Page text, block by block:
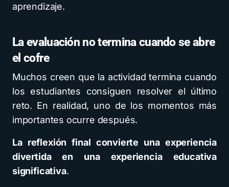
aprendizaje.
La evaluación no termina cuando se abre
el cofre
Muchos creen que la actividad termina cuando
los estudiantes consiguen resolver el último
reto. En realidad, uno de los momentos más
importantes ocurre después.
La reflexión final convierte una experiencia
divertida en una experiencia educativa
significativa.